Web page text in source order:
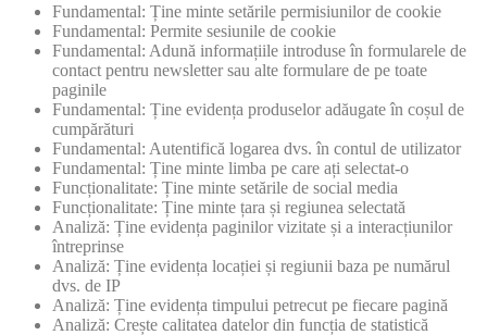
Fundamental: Ține minte setările permisiunilor de cookie
Fundamental: Permite sesiunile de cookie
Fundamental: Adună informațiile introduse în formularele de
contact pentru newsletter sau alte formulare de pe toate
paginile
Fundamental: Ține evidența produselor adăugate în coșul de
cumpărături
Fundamental: Autentifică logarea dvs. în contul de utilizator
Fundamental: Ține minte limba pe care ați selectat-o
Funcționalitate: Ține minte setările de social media
Funcționalitate: Ține minte țara și regiunea selectată
Analiză: Ține evidența paginilor vizitate și a interacțiunilor
întreprinse
Analiză: Ține evidența locației și regiunii baza pe numărul
dvs. de IP
Analiză: Ține evidența timpului petrecut pe fiecare pagină
Analiză: Crește calitatea datelor din funcția de statistică